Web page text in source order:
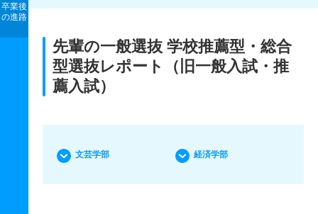
卒業後
の進路
先輩の一般選抜 学校推薦型・総合
型選抜レポート（旧一般入試・推
薦入試）
文芸学部 経済学部